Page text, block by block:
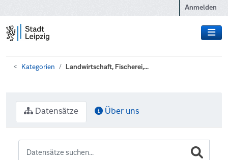
Anmelden
Kategorien Landwirtschaft, Fischerei,...
Datensätze Über uns